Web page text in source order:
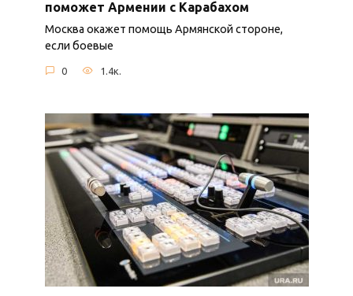
поможет Армении с Карабахом
Москва окажет помощь Армянской стороне,
если боевые
0 1.4к.